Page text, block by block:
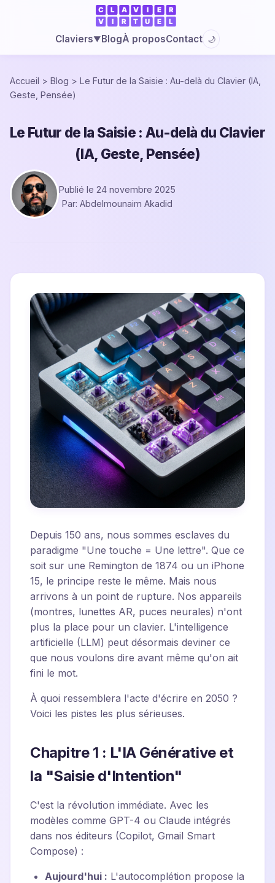
Claviers▼BlogÀ proposContact 🌙
Accueil > Blog > Le Futur de la Saisie : Au-delà du Clavier (IA,
Geste, Pensée)
Le Futur de la Saisie : Au-delà du Clavier
(IA, Geste, Pensée)
Publié le 24 novembre 2025
Par: Abdelmounaim Akadid
Depuis 150 ans, nous sommes esclaves du
paradigme "Une touche = Une lettre". Que ce
soit sur une Remington de 1874 ou un iPhone
15, le principe reste le même. Mais nous
arrivons à un point de rupture. Nos appareils
(montres, lunettes AR, puces neurales) n'ont
plus la place pour un clavier. L'intelligence
artificielle (LLM) peut désormais deviner ce
que nous voulons dire avant même qu'on ait
fini le mot.
À quoi ressemblera l'acte d'écrire en 2050 ?
Voici les pistes les plus sérieuses.
Chapitre 1 : L'IA Générative et
la "Saisie d'Intention"
C'est la révolution immédiate. Avec les
modèles comme GPT-4 ou Claude intégrés
dans nos éditeurs (Copilot, Gmail Smart
Compose) :
Aujourd'hui : L'autocomplétion propose la